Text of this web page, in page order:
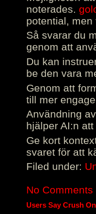
noterades.
potential, men
Så svarar du
genom att
Du kan
be den vara
Genom att
till mer
Användning
hjälper AI:n
Ge kort
svaret för att
Filed under:
No Comments
Users Say Crush